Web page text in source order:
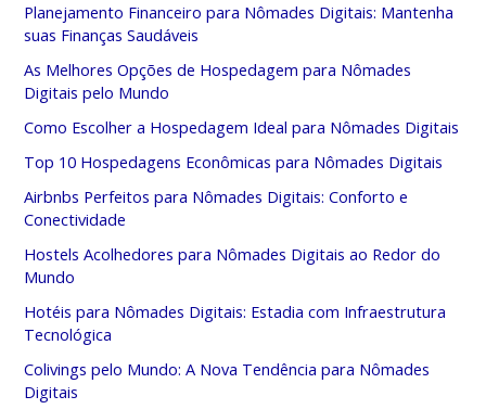
Planejamento Financeiro para Nômades Digitais: Mantenha
suas Finanças Saudáveis
As Melhores Opções de Hospedagem para Nômades
Digitais pelo Mundo
Como Escolher a Hospedagem Ideal para Nômades Digitais
Top 10 Hospedagens Econômicas para Nômades Digitais
Airbnbs Perfeitos para Nômades Digitais: Conforto e
Conectividade
Hostels Acolhedores para Nômades Digitais ao Redor do
Mundo
Hotéis para Nômades Digitais: Estadia com Infraestrutura
Tecnológica
Colivings pelo Mundo: A Nova Tendência para Nômades
Digitais